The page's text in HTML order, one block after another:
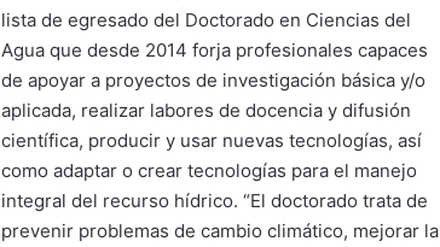
lista de egresado del Doctorado en Ciencias del
Agua que desde 2014 forja profesionales capaces
de apoyar a proyectos de investigación básica y/o
aplicada, realizar labores de docencia y difusión
científica, producir y usar nuevas tecnologías, así
como adaptar o crear tecnologías para el manejo
integral del recurso hídrico. “El doctorado trata de
prevenir problemas de cambio climático, mejorar la